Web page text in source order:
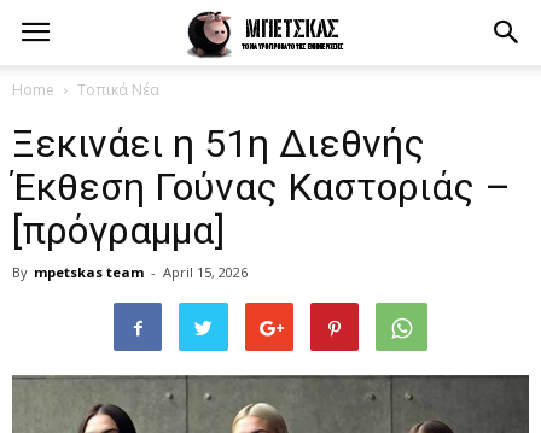
Home Τοπικά Νέα
Ξεκινάει η 51η Διεθνής
Έκθεση Γούνας Καστοριάς –
[πρόγραμμα]
By mpetskas team - April 15, 2026